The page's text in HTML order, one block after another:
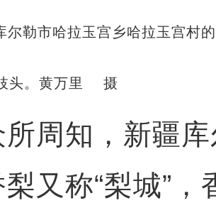
尔勒市哈拉玉宫乡哈拉玉宫村
头。黄万里 摄
知，新疆库
又称“梨城”